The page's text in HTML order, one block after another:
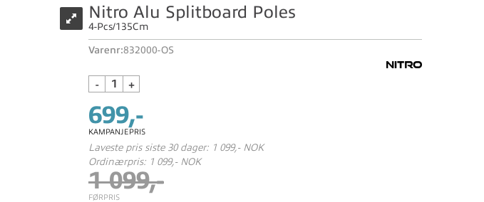
Nitro Alu Splitboard Poles
4-Pcs/135Cm
Varenr:832000-OS
699,-
KAMPANJEPRIS
Laveste pris siste 30 dager: 1 099,- NOK
Ordinærpris: 1 099,- NOK
1 099,-
FØRPRIS
- +